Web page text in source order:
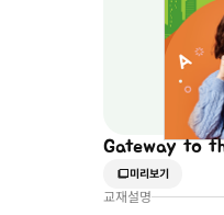
Gateway to
미리보기
교재설명